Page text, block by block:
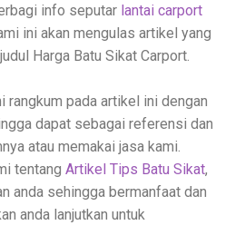
info seputar lantai carport
ini akan mengulas artikel yang
Harga Batu Sikat Carport.
rangkum pada artikel ini dengan
dapat sebagai referensi dan
atau memakai jasa kami.
tentang Artikel Tips Batu Sikat,
anda sehingga bermanfaat dan
anda lanjutkan untuk